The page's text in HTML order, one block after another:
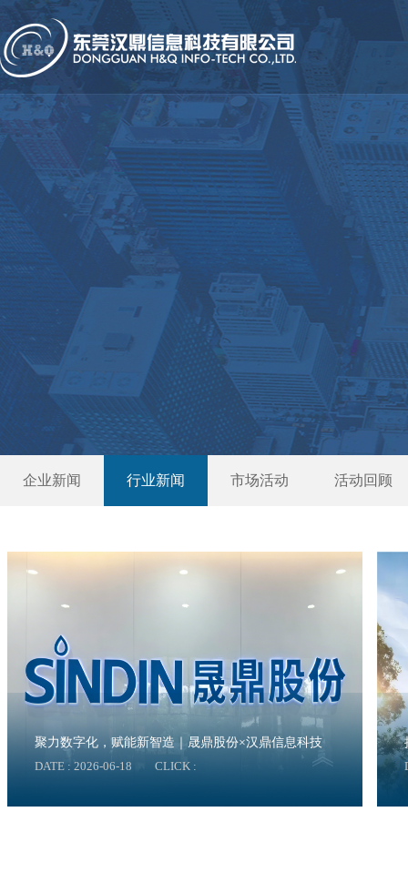
企业新闻 行业新闻 市场活动 活动回顾
聚力数字化，赋能新智造｜晟鼎股份×汉鼎信息科技
SOLIDWORKS PDM项目启动会圆满召开
DATE : 2026-06-18 CLICK :